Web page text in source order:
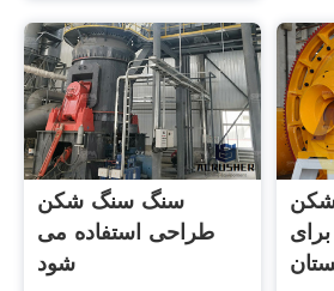
سنگ سنگ شکن
طراحی استفاده می
شود